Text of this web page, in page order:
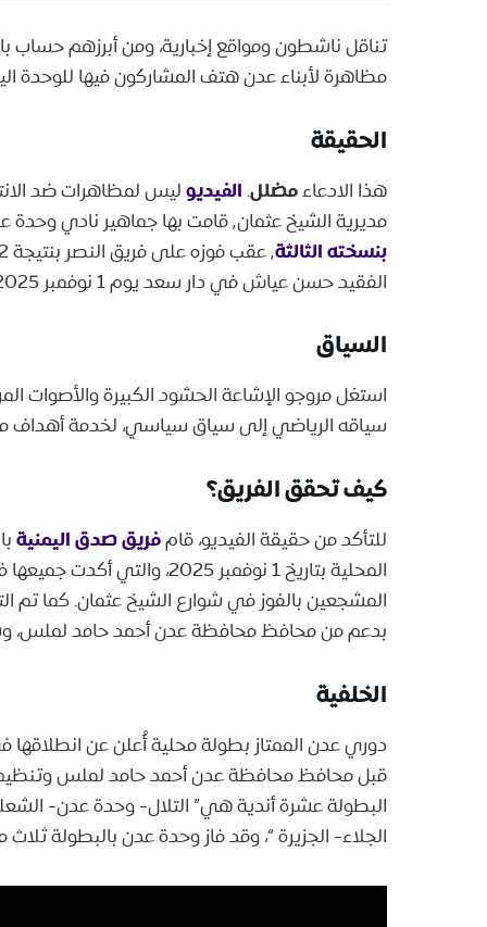
تناقل ناشطون ومواقع إخبارية، ومن أبرزهم حساب
مظاهرة لأبناء عدن هتف المشاركون فيها للوحدة
الحقيقة
هذا الادعاءمضلل.الفيديو
مديرية الشيخ عثمان٬ قامت بها جماهير نادي وحدة عدن الرياضي٬ وذلك بتتويج النادي بلقب
بنسخته الثالثة
الفقيد حسن عياش في دار سعد يوم 1 نوفمبر 2025.
السياق
استغل مروجو الإشاعة الحشود الكبيرة والأصوات
سياقه الرياضي إلى سياق سياسي، لخدمة أهداف
كيف تحقق الفريق؟
للتأكد من حقيقة الفيديو، قامفريق صدق اليمنية
المحلية بتاريخ 1 نوفمبر
المشجعين بالفوز في شوارع الشيخ عثمان. كما
بدعم من محافظ محافظة عدن أحمد حامد لملس،
الخلفية
البطولة عشرة أندية هي” التلال- وحدة عدن-
الجلاء- الجزيرة “، وقد فاز وحدة عدن بالبطولة ثلاث